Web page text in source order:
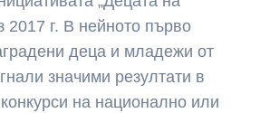
2017 г. В нейното първо
деца и младежи от
значими резултати в
на национално или